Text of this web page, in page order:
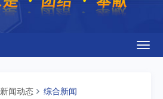
新闻动态 综合新闻